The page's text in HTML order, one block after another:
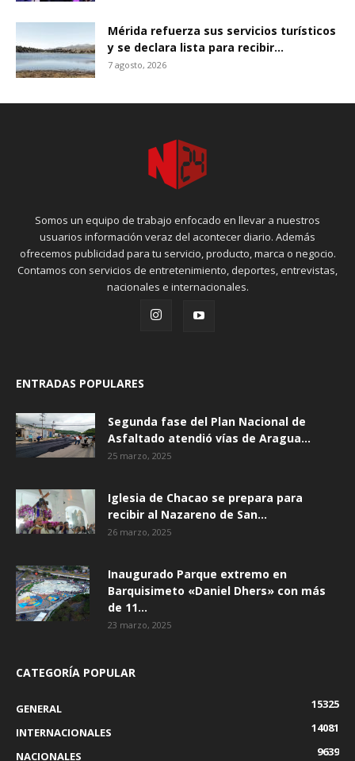
Mérida refuerza sus servicios turísticos
y se declara lista para recibir...
7 agosto, 2026
Somos un equipo de trabajo enfocado en llevar a nuestros
usuarios información veraz del acontecer diario. Además
ofrecemos publicidad para tu servicio, producto, marca o negocio.
Contamos con servicios de entretenimiento, deportes, entrevistas,
nacionales e internacionales.
ENTRADAS POPULARES
Segunda fase del Plan Nacional de
Asfaltado atendió vías de Aragua...
25 marzo, 2025
Iglesia de Chacao se prepara para
recibir al Nazareno de San...
26 marzo, 2025
Inaugurado Parque extremo en
Barquisimeto «Daniel Dhers» con más
de 11...
23 marzo, 2025
CATEGORÍA POPULAR
GENERAL
15325
INTERNACIONALES
14081
NACIONALES
9639